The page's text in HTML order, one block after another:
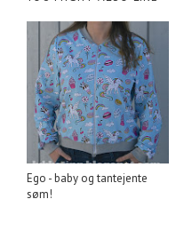
Ego - baby og tantejente
søm!